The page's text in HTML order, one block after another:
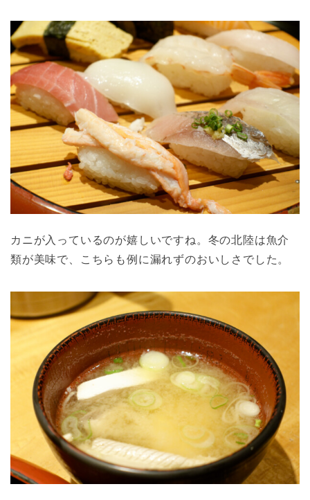
カニが入っているのが嬉しいですね。冬の北陸は魚介
類が美味で、こちらも例に漏れずのおいしさでした。